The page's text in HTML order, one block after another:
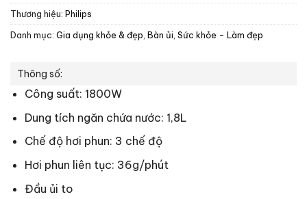
Thương hiệu: Philips
Danh mục: Gia dụng khỏe & đẹp, Bàn ủi, Sức khỏe - Làm đẹp
Thông số:
Công suất: 1800W
Dung tích ngăn chứa nước: 1,8L
Chế độ hơi phun: 3 chế độ
Hơi phun liên tục: 36g/phút
Đầu ủi to